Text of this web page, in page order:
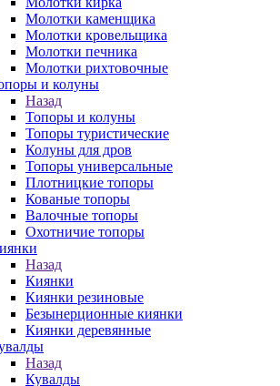
Молотки каменщика
Молотки кровельщика
Молотки печника
Молотки рихтовочные
и колуны
Назад
Топоры и колуны
Топоры туристические
Колуны для дров
Топоры универсальные
Плотницкие топоры
Кованые топоры
Валочные топоры
Охотничие топоры
Назад
Киянки
Киянки резиновые
Безынерционные киянки
Киянки деревянные
Назад
Кувалды